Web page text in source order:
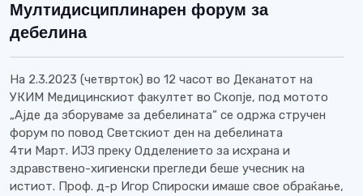
Мултидисциплинарен форум за
дебелина
На 2.3.2023 (четврток) во 12 часот во Деканатот на
УКИМ Медицинскиот факултет во Скопје, под мотото
„Ајде да зборуваме за дебелината“ се одржа стручен
форум по повод Светскиот ден на дебелината
4ти Март. ИЈЗ преку Одделението за исхрана и
здравствено-хигиенски прегледи беше учесник на
истиот. Проф. д-р Игор Спироски имаше свое обраќање,